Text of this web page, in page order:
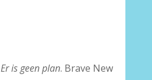
Er is geen plan. Brave New